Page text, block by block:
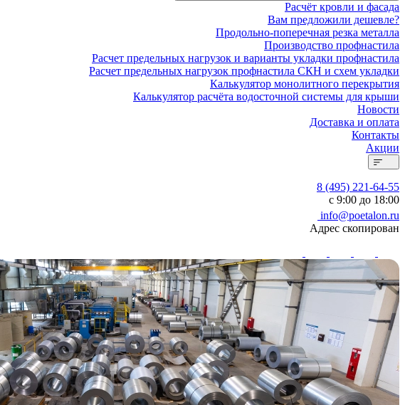
Расчёт кровли и фасада
Вам предложили дешевле?
Продольно-поперечная резка металла
Производство профнастила
Расчет предельных нагрузок и варианты укладки профнастила
Расчет предельных нагрузок профнастила СКН и схем укладки
Калькулятор монолитного перекрытия
Калькулятор расчёта водосточной системы для крыши
Новости
Доставка и оплата
Контакты
Акции
8 (495) 221-64-55
с 9:00 до 18:00
info@poetalon.ru
Адрес скопирован